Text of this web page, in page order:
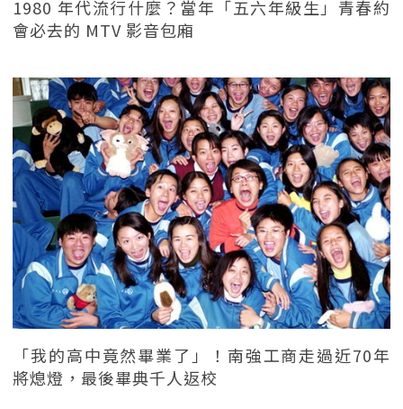
1980 年代流行什麼？當年「五六年級生」青春約
會必去的 MTV 影音包廂
「我的高中竟然畢業了」！南強工商走過近70年
將熄燈，最後畢典千人返校